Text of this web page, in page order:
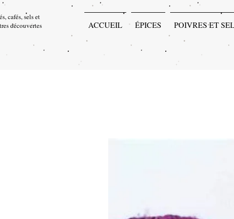
cafés, sels et
découvertes
ACCUEIL ÉPICES POIVRES ET